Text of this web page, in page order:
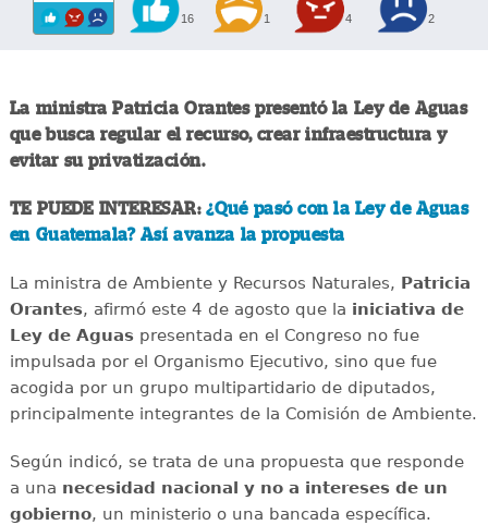
16 1 4 2
La ministra Patricia Orantes presentó la Ley de Aguas
que busca regular el recurso, crear infraestructura y
evitar su privatización.
TE PUEDE INTERESAR:¿Qué pasó con la Ley de Aguas
en Guatemala? Así avanza la propuesta
La ministra de Ambiente y Recursos Naturales, Patricia
Orantes, afirmó este 4 de agosto que la iniciativa de
Ley de Aguaspresentada en el Congreso no fue
impulsada por el Organismo Ejecutivo, sino que fue
acogida por un grupo multipartidario de diputados,
principalmente integrantes de la Comisión de Ambiente.
Según indicó, se trata de una propuesta que responde
a una necesidad nacional y no a intereses de un
gobierno, un ministerio o una bancada específica.